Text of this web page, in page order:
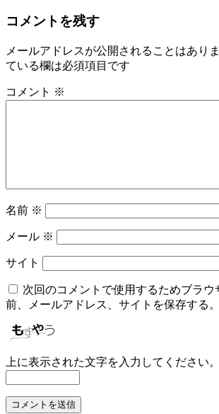
コメントを残す
メールアドレスが公開されることはありま
ている欄は必須項目です
コメント ※
名前 ※
メール ※
サイト
次回のコメントで使用するためブラウ
前、メールアドレス、サイトを保存する。
上に表示された文字を入力してください。